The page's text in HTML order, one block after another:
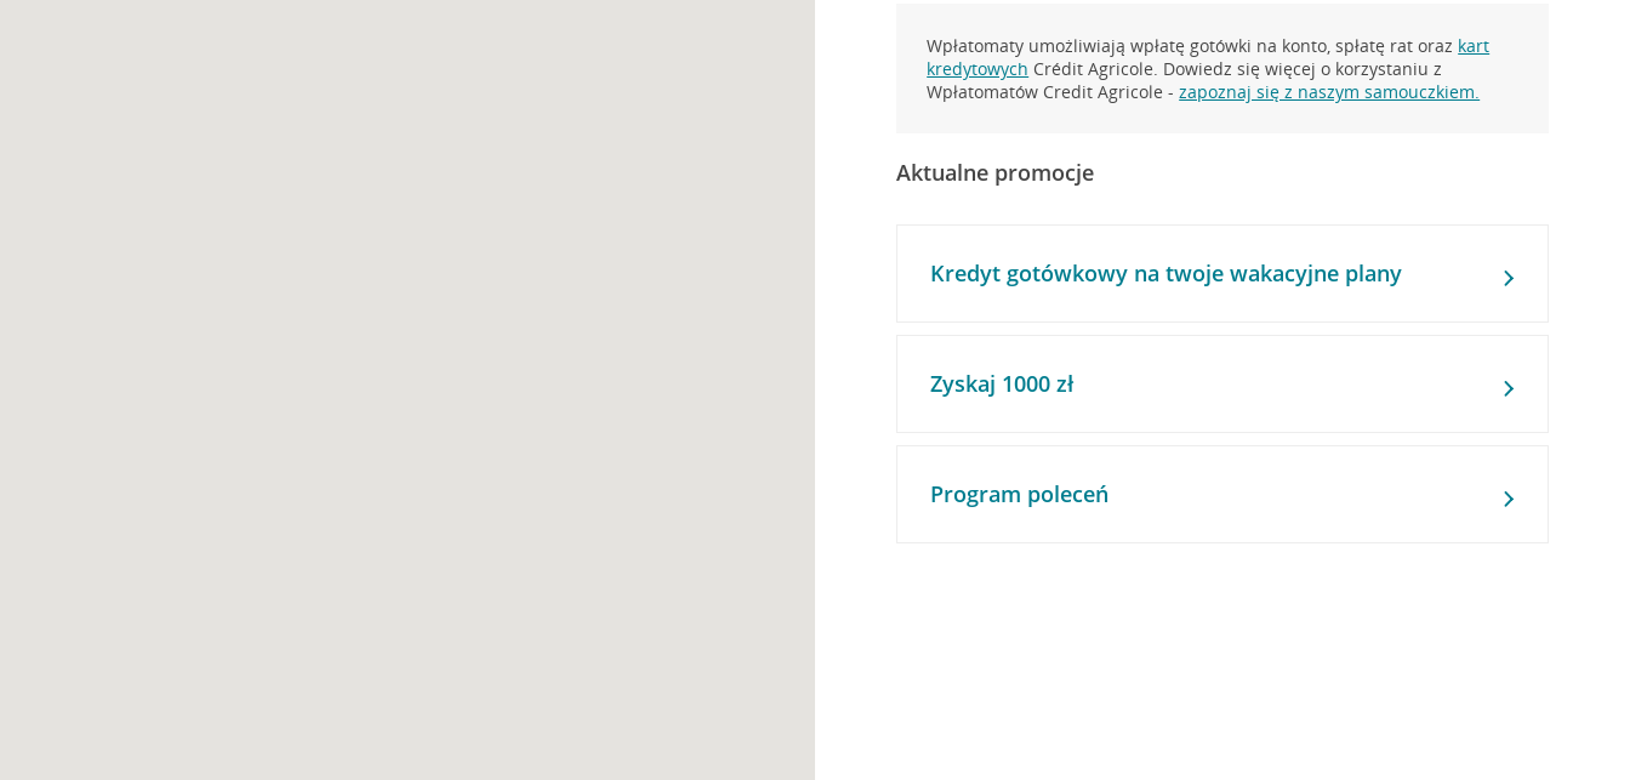
Wpłatomaty umożliwiają wpłatę gotówki na konto, spłatę rat oraz kart
kredytowych Crédit Agricole. Dowiedz się więcej o korzystaniu z
Wpłatomatów Credit Agricole -zapoznaj się z naszym samouczkiem.
Aktualne promocje
Kredyt gotówkowy na twoje wakacyjne plany
Zyskaj 1000 zł
Program poleceń